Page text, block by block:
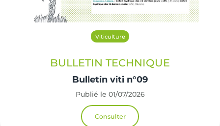
Viticulture
BULLETIN TECHNIQUE
Bulletin viti n°09
Publié le 01/07/2026
Consulter